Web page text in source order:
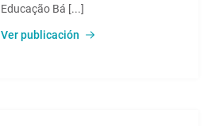
Educação Bá [...]
Ver publicación